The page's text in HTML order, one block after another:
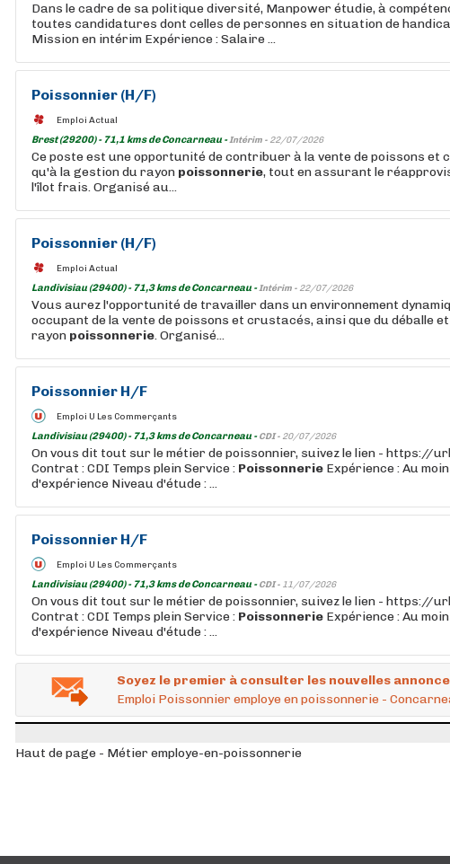
Dans le cadre de sa politique diversité, Manpower étudie, à
toutes candidatures dont celles de personnes en situation de
Mission en intérim Expérience : Salaire ...
Poissonnier (H/F)
Emploi Actual
Brest (29200) - 71,1 kms de Concarneau -Intérim - 22/07/2026
Ce poste est une opportunité de contribuer à la vente de poissons et
qu'à la gestion du rayon poissonnerie, tout en assurant le
l'îlot frais. Organisé au...
Poissonnier (H/F)
Emploi Actual
Landivisiau (29400) - 71,3 kms de Concarneau -Intérim - 22/07/2026
Vous aurez l'opportunité de travailler dans un environnement
occupant de la vente de poissons et crustacés, ainsi que du déballe
rayon poissonnerie. Organisé...
Poissonnier H/F
Emploi U Les Commerçants
Landivisiau (29400) - 71,3 kms de Concarneau -CDI - 20/07/2026
On vous dit tout sur le métier de poissonnier, suivez le lien - https://
Contrat : CDI Temps plein Service : Poissonnerie Expérience : Au
d'expérience Niveau d'étude : ...
Poissonnier H/F
Emploi U Les Commerçants
Landivisiau (29400) - 71,3 kms de Concarneau -CDI - 11/07/2026
On vous dit tout sur le métier de poissonnier, suivez le lien - https://
Contrat : CDI Temps plein Service : Poissonnerie Expérience : Au
d'expérience Niveau d'étude : ...
Soyez le premier à consulter les nouvelles
Emploi Poissonnier employe en poissonnerie -
Haut de page - Métier employe-en-poissonnerie